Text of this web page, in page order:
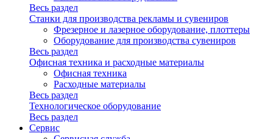
Весь раздел
Станки для производства рекламы и сувениров
Фрезерное и лазерное оборудование, плоттеры
Оборудование для производства сувениров
Весь раздел
Офисная техника и расходные материалы
Офисная техника
Расходные материалы
Весь раздел
Технологическое оборудование
Весь раздел
Сервис